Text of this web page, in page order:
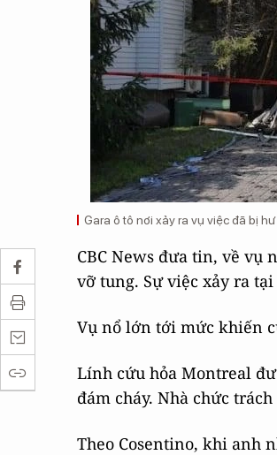
Gara ô tô nơi xảy ra vụ việc đã bị
CBC News đưa tin, về vụ
vỡ tung. Sự việc xảy ra
Vụ nổ lớn tới mức khiến
Lính cứu hỏa Montreal
đám cháy. Nhà chức
Theo Cosentino, khi anh